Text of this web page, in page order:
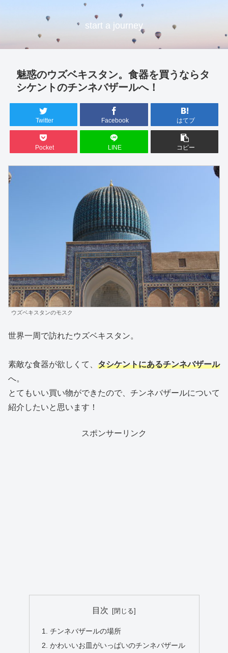
start a journey
魅惑のウズベキスタン。食器を買うならタ
シケントのチンネバザールへ！
Twitter Facebook はてブ
Pocket LINE コピー
ウズベキスタンのモスク
世界一周で訪れたウズベキスタン。
素敵な食器が欲しくて、 タシケントにあるチンネバザール
へ。
とてもいい買い物ができたので、チンネバザールについて
紹介したいと思います！
スポンサーリンク
目次
チンネバザールの場所
かわいいお皿がいっぱいのチンネバザール